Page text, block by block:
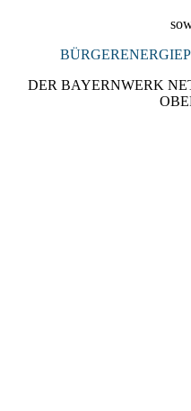
DER BAYERNWERK